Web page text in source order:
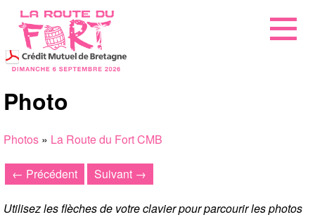
Photo
Photos » La Route du Fort CMB
← Précédent Suivant →
Utilisez les flèches de votre clavier pour parcourir les photos